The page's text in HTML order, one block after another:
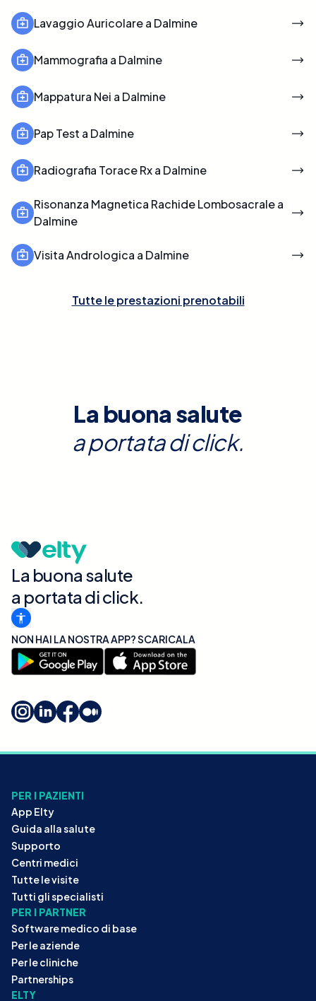
Lavaggio Auricolare a Dalmine
Mammografia a Dalmine
Mappatura Nei a Dalmine
Pap Test a Dalmine
Radiografia Torace Rx a Dalmine
Risonanza Magnetica Rachide Lombosacrale a
Dalmine
Visita Andrologica a Dalmine
Tutte le prestazioni prenotabili
La buona salute
a portata di click.
La buona salute
a portata di click.
NON HAI LA NOSTRA APP? SCARICALA
PER I PAZIENTI
App Elty
Guida alla salute
Supporto
Centri medici
Tutte le visite
Tutti gli specialisti
PER I PARTNER
Software medico di base
Per le aziende
Per le cliniche
Partnerships
ELTY